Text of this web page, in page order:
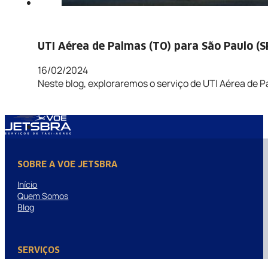
UTI Aérea de Palmas (TO) para São Paulo
16/02/2024
Neste blog, exploraremos o serviço de UTI Aérea de
SOBRE A VOE JETSBRA
Início
Quem Somos
Blog
SERVIÇOS